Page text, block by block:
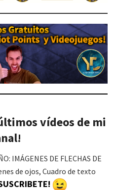
vídeos de mi